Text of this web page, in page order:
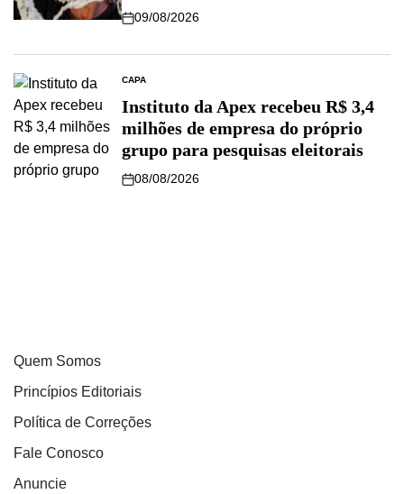
09/08/2026
CAPA
Instituto da Apex recebeu R$ 3,4
milhões de empresa do próprio
grupo para pesquisas eleitorais
08/08/2026
Quem Somos
Princípios Editoriais
Política de Correções
Fale Conosco
Anuncie